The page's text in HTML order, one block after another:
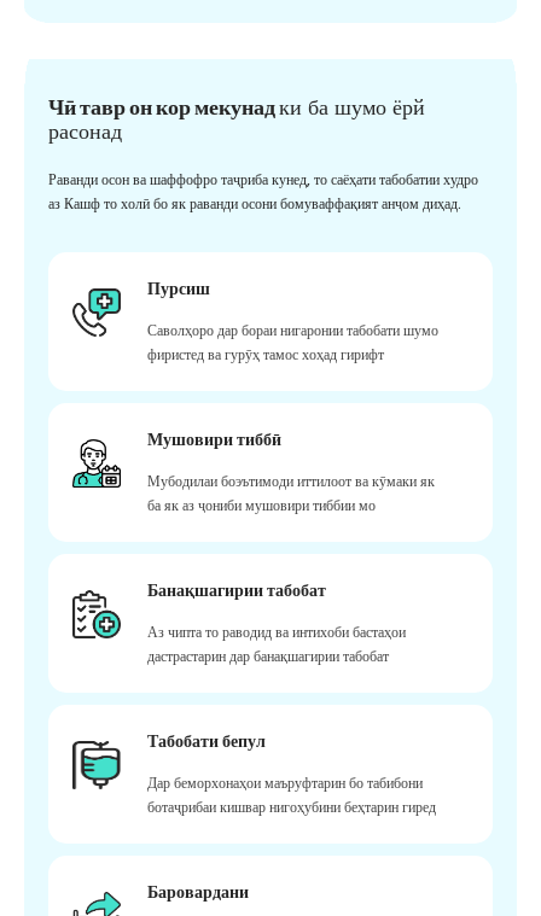
Чӣ тавр он кор мекунадки ба шумо ёрй
расонад
Раванди осон ва шаффофро таҷриба кунед, то саёҳати табобатии худро
аз Кашф то холӣ бо як раванди осони бомуваффақият анҷом диҳад.
Пурсиш
Саволҳоро дар бораи нигаронии табобати шумо
фиристед ва гурӯҳ тамос хоҳад гирифт
Мушовири тиббӣ
Мубодилаи боэътимоди иттилоот ва кӯмаки як
ба як аз ҷониби мушовири тиббии мо
Банақшагирии табобат
Аз чипта то раводид ва интихоби бастаҳои
дастрастарин дар банақшагирии табобат
Табобати бепул
Дар беморхонаҳои маъруфтарин бо табибони
ботаҷрибаи кишвар нигоҳубини беҳтарин гиред
Баровардани